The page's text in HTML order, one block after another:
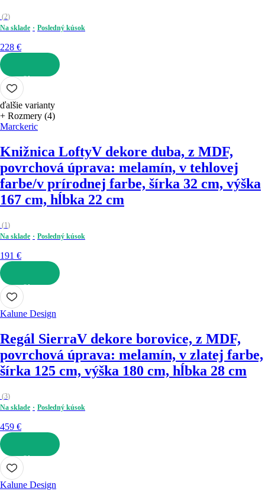
(2)
Na sklade
Posledný kúsok
228 €
DO KOŠÍKA
ďalšie varianty
+ Rozmery (4)
Marckeric
Knižnica LoftyV dekore duba, z MDF,
povrchová úprava: melamín, v tehlovej
farbe/v prírodnej farbe, šírka 32 cm, výška
167 cm, hĺbka 22 cm
(1)
Na sklade
Posledný kúsok
191 €
DO KOŠÍKA
Kalune Design
Regál SierraV dekore borovice, z MDF,
povrchová úprava: melamín, v zlatej farbe,
šírka 125 cm, výška 180 cm, hĺbka 28 cm
(3)
Na sklade
Posledný kúsok
459 €
DO KOŠÍKA
Kalune Design